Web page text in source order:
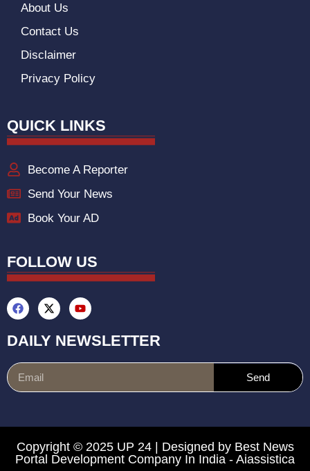
About Us
Contact Us
Disclaimer
Privacy Policy
QUICK LINKS
Become A Reporter
Send Your News
Book Your AD
FOLLOW US
DAILY NEWSLETTER
Send
Copyright © 2025 UP 24 | Designed by Best News
Portal Development Company In India - Aiassistica